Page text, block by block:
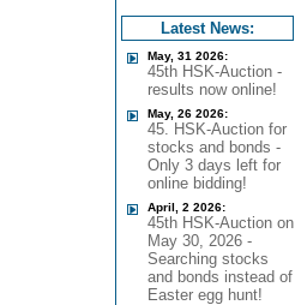
Latest News:
May, 31 2026:
45th HSK-Auction -
results now online!
May, 26 2026:
45. HSK-Auction for
stocks and bonds -
Only 3 days left for
online bidding!
April, 2 2026:
45th HSK-Auction on
May 30, 2026 -
Searching stocks
and bonds instead of
Easter egg hunt!